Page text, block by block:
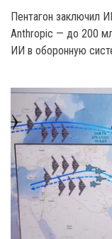
Пентагон заключил
Anthropic — до 200
ИИ в оборонную